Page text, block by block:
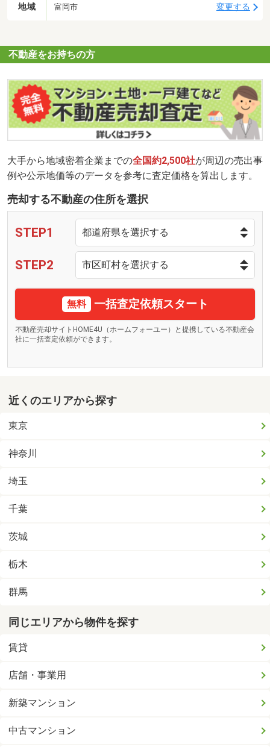
地域 富岡市 変更する
不動産をお持ちの方
大手から地域密着企業までの全国約2,500社が周辺の売出事
例や公示地価等のデータを参考に査定価格を算出します。
売却する不動産の住所を選択
STEP1
STEP2
無料 一括査定依頼スタート
不動産売却サイトHOME4U（ホームフォーユー）と提携している不動産会
社に一括査定依頼ができます。
近くのエリアから探す
東京
神奈川
埼玉
千葉
茨城
栃木
群馬
同じエリアから物件を探す
賃貸
店舗・事業用
新築マンション
中古マンション